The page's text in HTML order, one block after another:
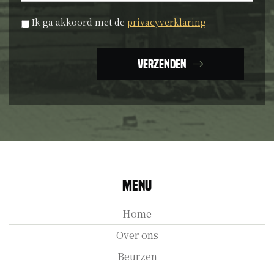
Privacyverklaring *
Ik ga akkoord met de privacyverklaring
Verzenden
Menu
Home
Over ons
Beurzen